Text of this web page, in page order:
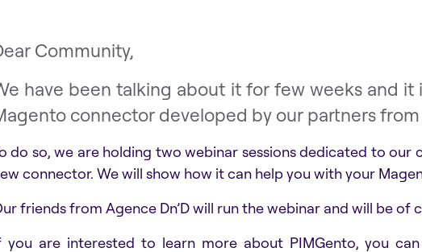
Community,
have been talking about it for few weeks and
connector developed by our partners from
do so, we are holding two webinar sessions dedicated to
connector. We will show how it can help you with your
friends from Agence Dn’D will run the webinar and will be of
you are interested to learn more about PIMGento, you